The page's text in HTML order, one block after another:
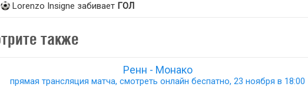
Lorenzo Insigne забивает ГОЛ
также
Ренн - Монако
прямая трансляция матча, смотреть онлайн беспатно, 23 ноября в 18:00